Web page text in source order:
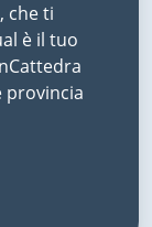
che ti
è il tuo
provincia